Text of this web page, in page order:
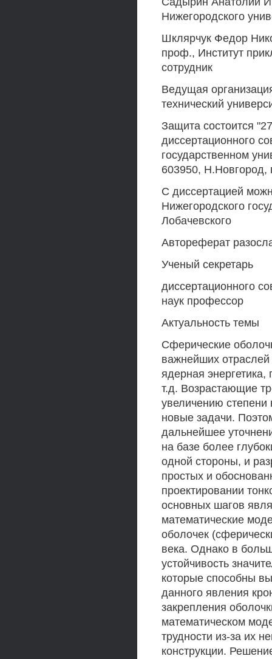
Нижегородского
Шклярчук Федор
проф., Институт
сотрудник
Ведущая
технический
Защита состоится
диссертационного
государственном
603950, Н.Новгород,
С диссертацией
Нижегородского
Лобачевского
Автореферат
Ученый секретарь
диссертационного
наук профессор
Актуальность темы
Сферические
важнейших
ядерная энергетика,
т.д. Возрастающие
увеличению степени
новые задачи.
дальнейшее
на базе более
одной стороны, и
простых и
проектировании
основных шагов
математические
оболочек
века. Однако в
устойчивость
которые способны
данного явления
закрепления
математическом
трудности из-за их
конструкции.